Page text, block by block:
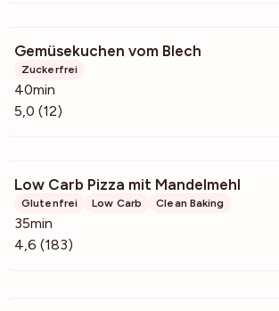
Gemüsekuchen vom Blech
Zuckerfrei
40min
5,0 (12)
Low Carb Pizza mit Mandelmehl
Glutenfrei Low Carb Clean Baking
35min
4,6 (183)